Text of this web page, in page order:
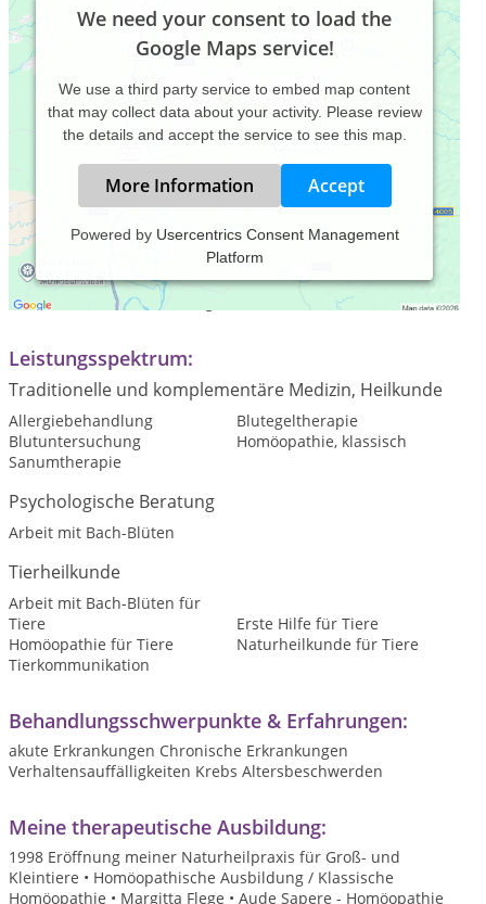
We need your consent to load the
Google Maps service!
We use a third party service to embed map content
that may collect data about your activity. Please review
the details and accept the service to see this map.
More Information Accept
Powered by Usercentrics Consent Management
Platform
Praxiszeiten:
Termine nach Vereinbarung Gerne auch Hausbesuche
Leistungsspektrum:
Traditionelle und komplementäre Medizin, Heilkunde
Allergiebehandlung
Blutegeltherapie
Blutuntersuchung
Homöopathie, klassisch
Sanumtherapie
Psychologische Beratung
Arbeit mit Bach-Blüten
Tierheilkunde
Arbeit mit Bach-Blüten für
Tiere
Erste Hilfe für Tiere
Homöopathie für Tiere
Naturheilkunde für Tiere
Tierkommunikation
Behandlungsschwerpunkte & Erfahrungen:
akute Erkrankungen Chronische Erkrankungen
Verhaltensauffälligkeiten Krebs Altersbeschwerden
Meine therapeutische Ausbildung:
1998 Eröffnung meiner Naturheilpraxis für Groß- und
Kleintiere • Homöopathische Ausbildung / Klassische
Homöopathie • Margitta Flege • Aude Sapere - Homöopathie